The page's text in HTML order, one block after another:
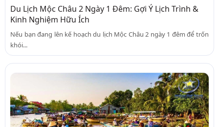
Du Lịch Mộc Châu 2 Ngày 1 Đêm: Gợi Ý Lịch Trình &
Kinh Nghiệm Hữu Ích
Nếu bạn đang lên kế hoạch du lịch Mộc Châu 2 ngày 1 đêm để trốn
khói...